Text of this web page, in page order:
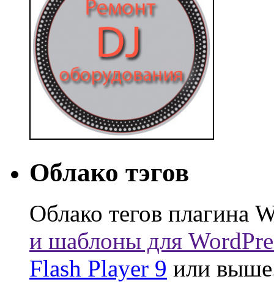
Облако тэгов
Облако тегов плагина
и шаблоны для
Flash Player 9 или